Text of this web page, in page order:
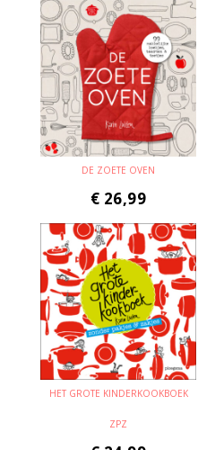
DE ZOETE OVEN
€ 26,99
HET GROTE KINDERKOOKBOEK
ZPZ